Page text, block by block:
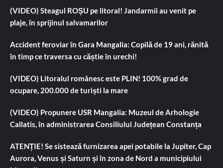
(VIDEO) Steagul ROȘU pe litoral! Jandarmii au venit pe
plaje, în sprijinul salvamarilor
Accident feroviar în Gara Mangalia: Copilă de 19 ani, rănită
în timp ce traversa cu căștie în urechi!
(VIDEO) Litoralul românesc este PLIN! 100% grad de
ocupare, 200.000 de turiști la mare
(VIDEO) Propunere USR Mangalia: Muzeul de Arhologie
Callatis, în administrarea Consiliului Județean Constanța
ATENȚIE! Se sistează furnizarea apei potabile la Jupiter, Cap
Aurora, Venus și Saturn și în zona de Nord a municipiului